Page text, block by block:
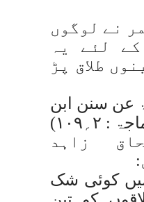
نے لوگوں
لئے یہ
طلاق پڑ
عن سنن ابن
: ۲؍۱۰۹)
زاہد
کوئی شک